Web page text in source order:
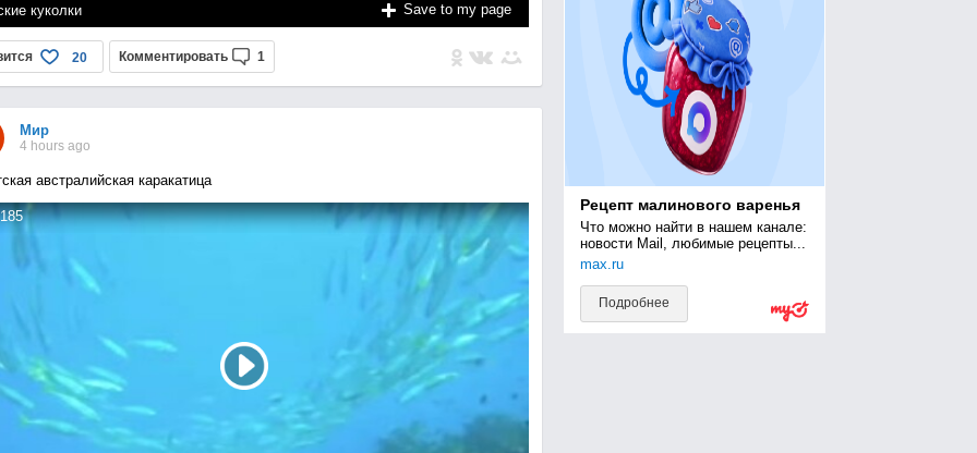
куколки Save to my page
20 Комментировать 1
Мир
4 hours ago
австралийская каракатица
185
Рецепт малинового варенья
Что можно найти в нашем канале:
новости Mail, любимые рецепты...
max.ru
Подробнее